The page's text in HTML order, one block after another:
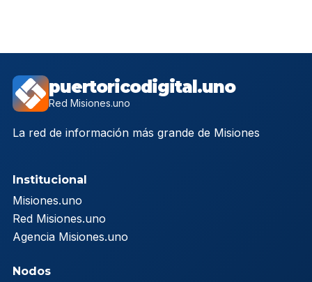
puertoricodigital.uno
Red Misiones.uno
La red de información más grande de Misiones
Institucional
Misiones.uno
Red Misiones.uno
Agencia Misiones.uno
Nodos